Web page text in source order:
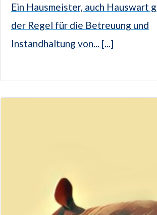
Ein Hausmeister, auch Hauswart
der Regel für die Betreuung und
Instandhaltung von... [...]